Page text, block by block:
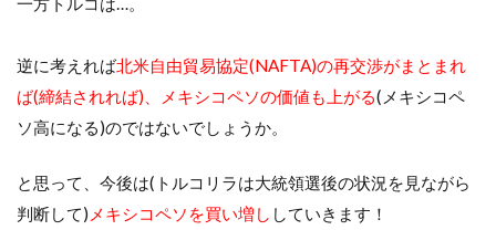
逆に考えれば北米自由貿易協定(NAFTA)の再交渉がまとまれ
ば(締結されれば)、メキシコペソの価値も上がる(メキシコペ
ソ高になる)のではないでしょうか。
と思って、今後は(トルコリラは大統領選後の状況を見ながら
判断して) メキシコペソを買い増し していきます！